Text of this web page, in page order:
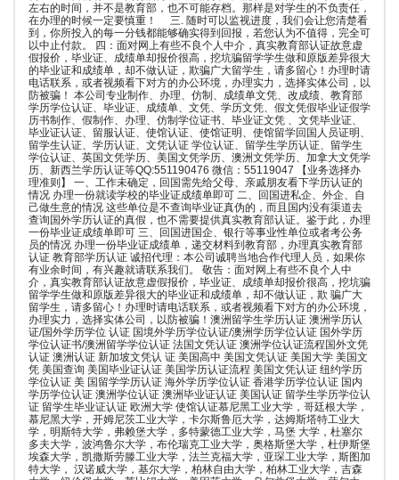
左右的时间，并不是教育部，也不可能存档。那样是对学生的不负责任，
在办理的时候一定要慎重！ 三. 随时可以监视进度，我们会让您清楚看
到，你所投入的每一分钱都能够确实得到回报，若您认为不值得，完全可
以中止付款。 四：面对网上有些不良个人中介，真实教育部认证故意虚
假报价，毕业证、成绩单却报价很高，挖坑骗留学学生做和原版差异很大
的毕业证和成绩单，却不做认证，欺骗广大留学生，请多留心！办理时请
电话联系，或者视频看下对方的办公环境，办理实力，选择实体公司，以
防被骗！ 本公司专业制作、办理、仿制、成绩单文凭、改成绩、教育部
学历学位认证、毕业证、成绩单、文凭、学历文凭、假文凭假毕业证假学
历书制作、假制作、办理、仿制学位证书、毕业证文凭 、文凭毕业证、
毕业证认证、留服认证、使馆认证、使馆证明、使馆留学回国人员证明、
留学生认证、学历认证、文凭认证 学位认证、留学生学历认证、留学生
学位认证、英国文凭学历、美国文凭学历、澳洲文凭学历、加拿大文凭学
历、新西兰学历认证等QQ:551190476 微信：55119047 【业务选择办
理准则】 一、工作未确定，回国需先给父母、亲戚朋友看下学历认证的
情况 办理一份就读学校的毕业证成绩单即可 二、回国进私企、外企、自
己做生意的情况 这些单位是不查询毕业证真伪的，而且国内没有渠道去
查询国外学历认证的真假，也不需要提供真实教育部认证。鉴于此，办理
一份毕业证成绩单即可 三、回国进国企、银行等事业性单位或者考公务
员的情况 办理一份毕业证成绩单，递交材料到教育部，办理真实教育部
认证 教育部学历认证 诚招代理：本公司诚聘当地合作代理人员，如果你
有业余时间，有兴趣就请联系我们。 敬告：面对网上有些不良个人中
介，真实教育部认证故意虚假报价，毕业证、成绩单却报价很高，挖坑骗
留学学生做和原版差异很大的毕业证和成绩单，却不做认证，欺 骗广大
留学生，请多留心！办理时请电话联系，或者视频看下对方的办公环境，
办理实力，选择实体公司，以防被骗！澳洲留学生学历认证 澳洲学历认
证/国外学历学位 认证 国境外学历学位认证/澳洲学历学位认证 国外学历
学位认证书/澳洲留学学位认证 法国文凭认证 澳洲学位认证流程国外文凭
认证 澳洲认证 新加坡文凭认 证 美国高中 美国文凭认证 美国大学 美国文
凭 美国查询 美国毕业证认证 美国学历认证流程 美国文凭认证 纽约学历
学位认证 美 国留学学历认证 海外学历学位认证 香港学历学位认证 国内
学历学位认证 澳洲学位认证 澳洲毕业证认证 美国认证 留学生学历学位认
证 留学生毕业证认证 欧洲大学 使馆认证慕尼黑工业大学，哥廷根大学，
慕尼黑大学，开姆尼茨工业大学，卡尔斯鲁厄大学，达姆斯塔特工业大
学，明斯特大学，弗赖堡大学，多特蒙德工业大学，马堡 大学，杜塞尔
多夫大学，波鸿鲁尔大学，布伦瑞克工业大学，奥格斯堡大学，杜伊斯堡
埃森大学，凯撒斯劳滕工业大学，法兰克福大学，亚琛工业大学，斯图加
特大学， 汉诺威大学，基尔大学，柏林自由大学，柏林工业大学，吉森